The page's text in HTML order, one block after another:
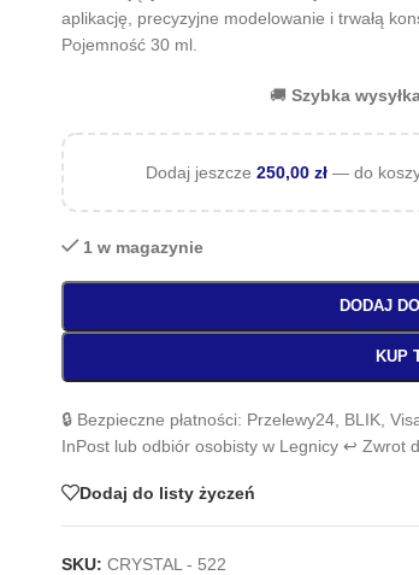
aplikację, precyzyjne modelowanie i trwałą
Pojemność 30 ml.
🚚 Szybka
Dodaj jeszcze250,00zł — do
1 w magazynie
DODAJ
KUP
🔒 Bezpieczne płatności: Przelewy24, BLIK,
InPost lub odbiór osobisty w Legnicy ↩️ Zwrot
Dodaj do listy życzeń
SKU: CRYSTAL - 522